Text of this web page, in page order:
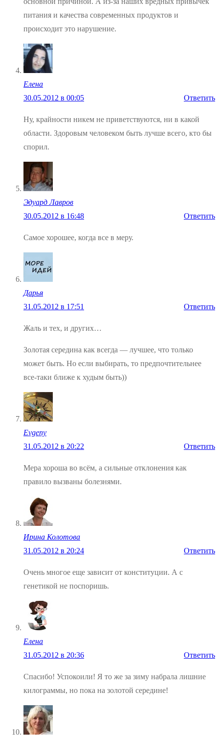
питания и качества современных продуктов и
происходит это нарушение.
Елена
30.05.2012 в 00:05
Ответить
Ну, крайности никем не приветствуются, ни в какой
области. Здоровым человеком быть лучше всего, кто бы
спорил.
Эдуард Лавров
30.05.2012 в 16:48
Ответить
Самое хорошее, когда все в меру.
Дарья
31.05.2012 в 17:51
Ответить
Жаль и тех, и других…
Золотая середина как всегда — лучшее, что только
может быть. Но если выбирать, то предпочтительнее
все-таки ближе к худым быть))
Evgeny
31.05.2012 в 20:22
Ответить
Мера хороша во всём, а сильные отклонения как
правило вызваны болезнями.
Ирина Колотова
31.05.2012 в 20:24
Ответить
Очень многое еще зависит от конституции. А с
генетикой не поспоришь.
Елена
31.05.2012 в 20:36
Ответить
Спасибо! Успокоили! Я то же за зиму набрала лишние
килограммы, но пока на золотой середине!